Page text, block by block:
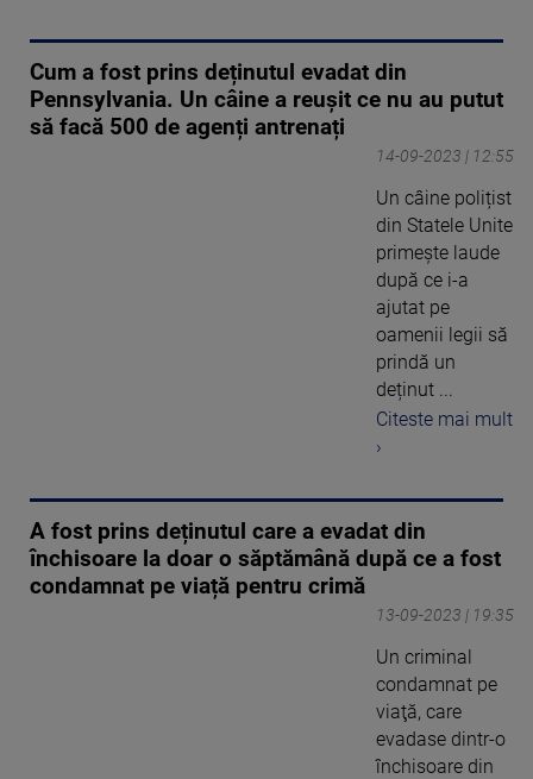
Cum a fost prins deținutul evadat din
Pennsylvania. Un câine a reușit ce nu au putut
să facă 500 de agenți antrenați
14-09-2023 | 12:55
Un câine polițist
din Statele Unite
primește laude
după ce i-a
ajutat pe
oamenii legii să
prindă un
deținut ...
Citeste mai mult
›
A fost prins deținutul care a evadat din
închisoare la doar o săptămână după ce a fost
condamnat pe viață pentru crimă
13-09-2023 | 19:35
Un criminal
condamnat pe
viaţă, care
evadase dintr-o
închisoare din